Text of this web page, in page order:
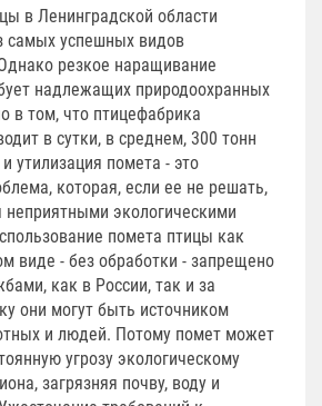
в Ленинградской области
самых успешных видов
резкое наращивание
надлежащих природоохранных
в том, что птицефабрика
в сутки, в среднем, 300 тонн
утилизация помета - это
которая, если ее не решать,
неприятными экологическими
помета птицы как
виде - без обработки - запрещено
как в России, так и за
они могут быть источником
и людей. Потому помет может
угрозу экологическому
загрязняя почву, воду и